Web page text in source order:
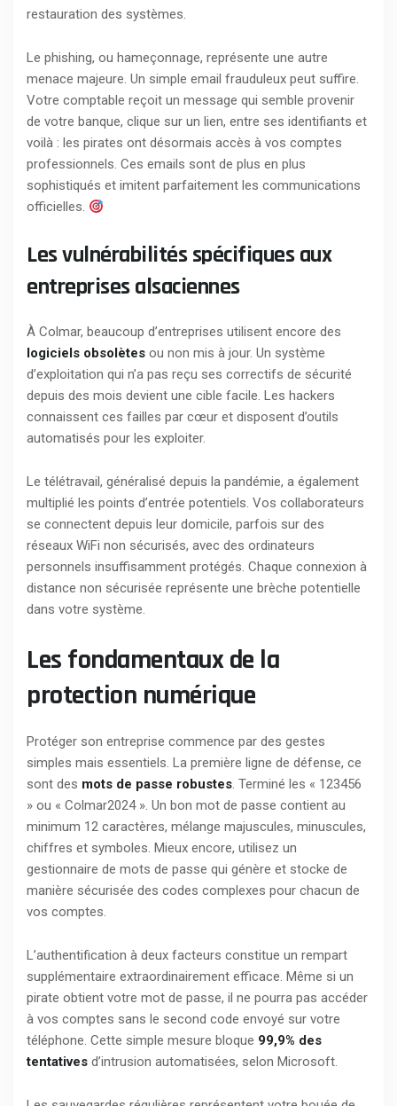
restauration des systèmes.
Le phishing, ou hameçonnage, représente une autre
menace majeure. Un simple email frauduleux peut suffire.
Votre comptable reçoit un message qui semble provenir
de votre banque, clique sur un lien, entre ses identifiants et
voilà : les pirates ont désormais accès à vos comptes
professionnels. Ces emails sont de plus en plus
sophistiqués et imitent parfaitement les communications
officielles.
Les vulnérabilités spécifiques aux
entreprises alsaciennes
À Colmar, beaucoup d’entreprises utilisent encore des
logiciels obsolètes ou non mis à jour. Un système
d’exploitation qui n’a pas reçu ses correctifs de sécurité
depuis des mois devient une cible facile. Les hackers
connaissent ces failles par cœur et disposent d’outils
automatisés pour les exploiter.
Le télétravail, généralisé depuis la pandémie, a également
multiplié les points d’entrée potentiels. Vos collaborateurs
se connectent depuis leur domicile, parfois sur des
réseaux WiFi non sécurisés, avec des ordinateurs
personnels insuffisamment protégés. Chaque connexion à
distance non sécurisée représente une brèche potentielle
dans votre système.
Les fondamentaux de la
protection numérique
Protéger son entreprise commence par des gestes
simples mais essentiels. La première ligne de défense, ce
sont des mots de passe robustes. Terminé les « 123456
» ou « Colmar2024 ». Un bon mot de passe contient au
minimum 12 caractères, mélange majuscules, minuscules,
chiffres et symboles. Mieux encore, utilisez un
gestionnaire de mots de passe qui génère et stocke de
manière sécurisée des codes complexes pour chacun de
vos comptes.
L’authentification à deux facteurs constitue un rempart
supplémentaire extraordinairement efficace. Même si un
pirate obtient votre mot de passe, il ne pourra pas accéder
à vos comptes sans le second code envoyé sur votre
téléphone. Cette simple mesure bloque 99,9% des
tentatives d’intrusion automatisées, selon Microsoft.